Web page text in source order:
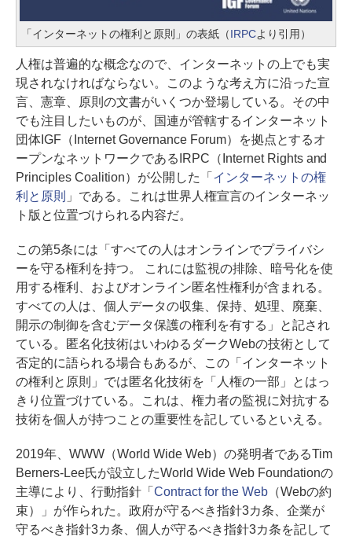
「インターネットの権利と原則」の表紙（IRPCより引用）
人権は普遍的な概念なので、インターネットの上でも実
現されなければならない。このような考え方に沿った宣
言、憲章、原則の文書がいくつか登場している。その中
でも注目したいものが、国連が管轄するインターネット
団体IGF（Internet Governance Forum）を拠点とするオ
ープンなネットワークであるIRPC（Internet Rights and
Principles Coalition）が公開した「 インターネットの権
利と原則 」である。これは世界人権宣言のインターネッ
ト版と位置づけられる内容だ。
この第5条には「すべての人はオンラインでプライバシ
ーを守る権利を持つ。 これには監視の排除、暗号化を使
用する権利、およびオンライン匿名性権利が含まれる。
すべての人は、個人データの収集、保持、処理、廃棄、
開示の制御を含むデータ保護の権利を有する」と記され
ている。匿名化技術はいわゆるダークWebの技術として
否定的に語られる場合もあるが、この「インターネット
の権利と原則」では匿名化技術を「人権の一部」とはっ
きり位置づけている。これは、権力者の監視に対抗する
技術を個人が持つことの重要性を記しているといえる。
2019年、WWW（World Wide Web）の発明者であるTim
Berners-Lee氏が設立したWorld Wide Web Foundationの
主導により、行動指針「 Contract for the Web（Webの約
束）」が作られた。政府が守るべき指針3カ条、企業が
守るべき指針3カ条、個人が守るべき指針3カ条を記して